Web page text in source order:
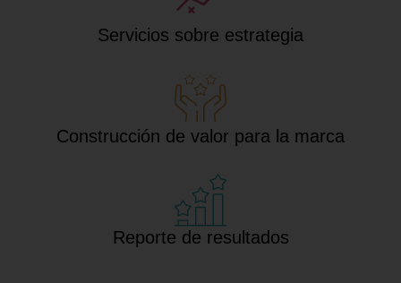
Servicios sobre estrategia
Construcción de valor para la marca
Reporte de resultados